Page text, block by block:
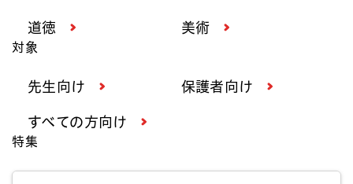
道徳 美術
対象
先生向け 保護者向け
すべての方向け
特集